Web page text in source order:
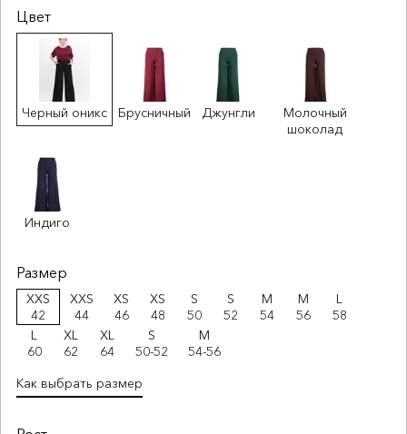
Цвет
Черный оникс Брусничный Джунгли
Молочный
шоколад
Индиго
Размер
XXS
42
XXS
44
XS
46
XS
48
S
50
S
52
M
54
M
56
L
58
L
60
XL
62
XL
64
S
50-52
M
54-56
Как выбрать размер